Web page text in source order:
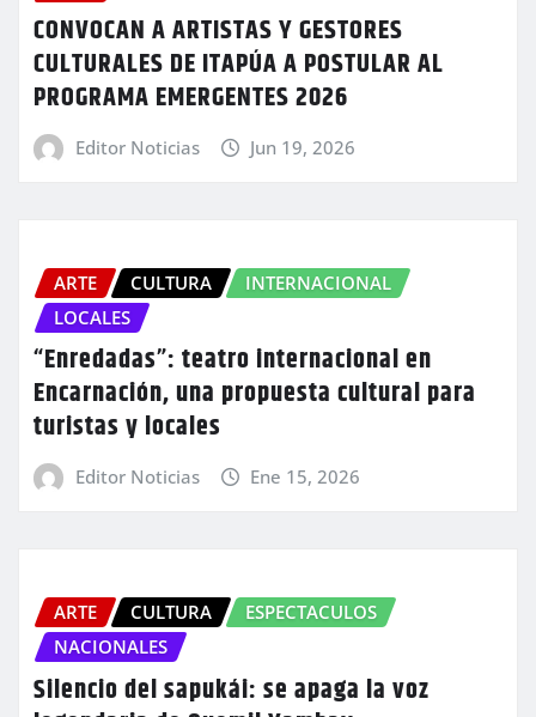
CONVOCAN A ARTISTAS Y GESTORES
CULTURALES DE ITAPÚA A POSTULAR AL
PROGRAMA EMERGENTES 2026
Editor Noticias Jun 19, 2026
ARTE CULTURA
INTERNACIONAL
LOCALES
“Enredadas”: teatro internacional en
Encarnación, una propuesta cultural para
turistas y locales
Editor Noticias Ene 15, 2026
ARTE CULTURA
ESPECTACULOS
NACIONALES
Silencio del sapukái: se apaga la voz